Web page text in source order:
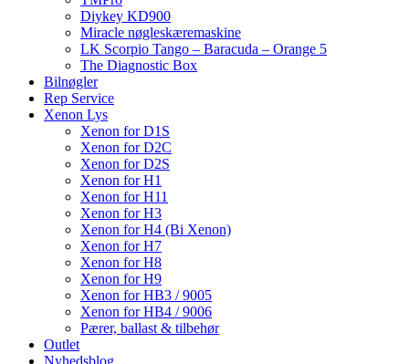
Diykey KD900
Miracle nøgleskæremaskine
LK Scorpio Tango – Baracuda – Orange 5
The Diagnostic Box
Bilnøgler
Rep Service
Xenon Lys
Xenon for D1S
Xenon for D2C
Xenon for D2S
Xenon for H1
Xenon for H11
Xenon for H3
Xenon for H4 (Bi Xenon)
Xenon for H7
Xenon for H8
Xenon for H9
Xenon for HB3 / 9005
Xenon for HB4 / 9006
Pærer, ballast & tilbehør
Outlet
Nyhedsblog